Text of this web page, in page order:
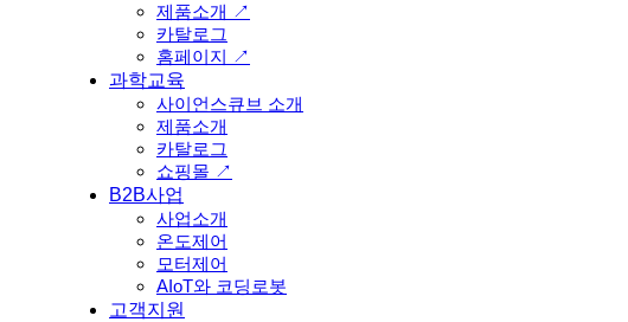
제품소개 ↗
카탈로그
홈페이지 ↗
과학교육
사이언스큐브 소개
제품소개
카탈로그
쇼핑몰 ↗
B2B사업
사업소개
온도제어
모터제어
AIoT와 코딩로봇
고객지원